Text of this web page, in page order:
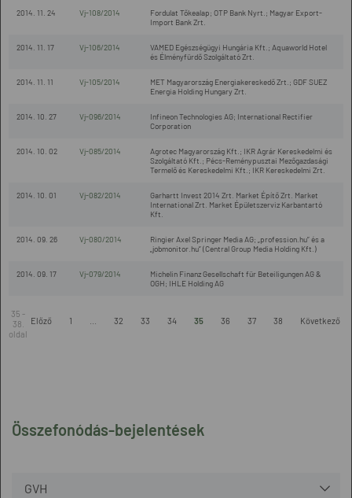
Összefonódás-bejelentések
GVH
2014. 11. 24 Vj-108/2014
Fordulat Tőkealap; OTP Bank Nyrt.; Magyar Export-
Import Bank Zrt.
2014. 11. 17 Vj-106/2014
VAMED Egészségügyi Hungária Kft.; Aquaworld Hotel
és Élményfürdő Szolgáltató Zrt.
2014. 11. 11 Vj-105/2014
MET Magyarország Energiakereskedő Zrt.; GDF SUEZ
Energia Holding Hungary Zrt.
2014. 10. 27 Vj-096/2014
Infineon Technologies AG; International Rectifier
Corporation
2014. 10. 02 Vj-085/2014
Agrotec Magyarország Kft.; IKR Agrár Kereskedelmi és
Szolgáltató Kft.; Pécs-Reménypusztai Mezőgazdasági
Termelő és Kereskedelmi Kft.; IKR Kereskedelmi Zrt.
2014. 10. 01 Vj-082/2014
Garhartt Invest 2014 Zrt. Market Építő Zrt. Market
International Zrt. Market Épületszerviz Karbantartó
Kft.
2014. 09. 26 Vj-080/2014
Ringier Axel Springer Media AG; „profession.hu” és a
„jobmonitor.hu” (Central Group Media Holding Kft.)
2014. 09. 17 Vj-079/2014
Michelin Finanz Gesellschaft für Beteiligungen AG &
OGH; IHLE Holding AG
35 -
38.
oldal
Előző 1 32 33 34 35 36 37 38 Következő